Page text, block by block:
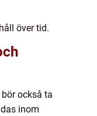
över tid.
också ta
inom